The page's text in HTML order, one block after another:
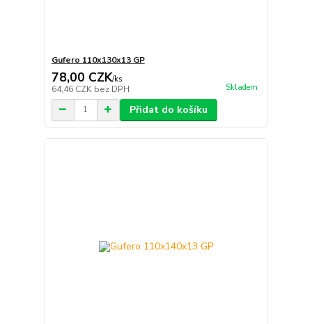
Gufero 110x130x13 GP
78,00 CZK/ks
64,46 CZK bez DPH Skladem
Přidat do košíku